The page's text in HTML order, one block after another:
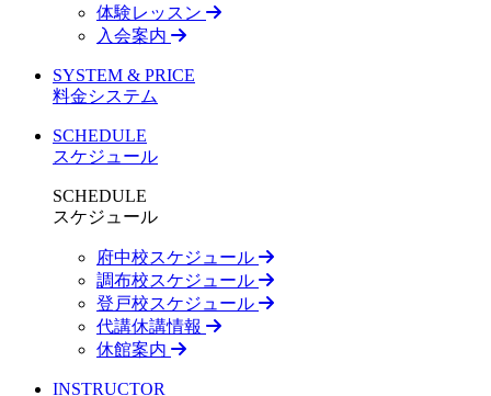
体験レッスン
入会案内
SYSTEM & PRICE
料金システム
SCHEDULE
スケジュール
SCHEDULE
スケジュール
府中校スケジュール
調布校スケジュール
登戸校スケジュール
代講休講情報
休館案内
INSTRUCTOR